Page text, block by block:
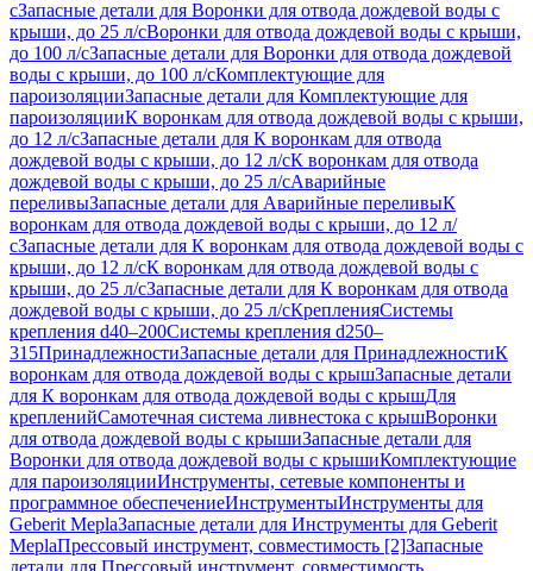
сЗапасные детали для Воронки для отвода дождевой воды с
крыши, до 25 л/сВоронки для отвода дождевой воды с крыши,
до 100 л/сЗапасные детали для Воронки для отвода дождевой
воды с крыши, до 100 л/сКомплектующие для
пароизоляцииЗапасные детали для Комплектующие для
пароизоляцииК воронкам для отвода дождевой воды с крыши,
до 12 л/сЗапасные детали для К воронкам для отвода
дождевой воды с крыши, до 12 л/сК воронкам для отвода
дождевой воды с крыши, до 25 л/сАварийные
переливыЗапасные детали для Аварийные переливыК
воронкам для отвода дождевой воды с крыши, до 12 л/
сЗапасные детали для К воронкам для отвода дождевой воды с
крыши, до 12 л/сК воронкам для отвода дождевой воды с
крыши, до 25 л/сЗапасные детали для К воронкам для отвода
дождевой воды с крыши, до 25 л/сКрепленияСистемы
крепления d40–200Системы крепления d250–
315ПринадлежностиЗапасные детали для ПринадлежностиК
воронкам для отвода дождевой воды с крышЗапасные детали
для К воронкам для отвода дождевой воды с крышДля
крепленийСамотечная система ливнестока с крышВоронки
для отвода дождевой воды с крышиЗапасные детали для
Воронки для отвода дождевой воды с крышиКомплектующие
для пароизоляцииИнструменты, сетевые компоненты и
программное обеспечениеИнструментыИнструменты для
Geberit MeplaЗапасные детали для Инструменты для Geberit
MeplaПрессовый инструмент, совместимость [2]Запасные
детали для Прессовый инструмент, совместимость